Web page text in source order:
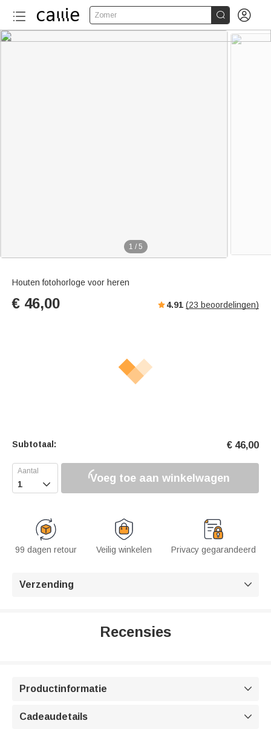
Zomer  
1 / 5
Houten fotohorloge voor heren
€ 46,00 4.91 (23 beoordelingen)
Subtotaal: € 46,00
 Voeg toe aan winkelwagen
99 dagen retour Veilig winkelen Privacy gegarandeerd
Verzending 
Recensies
Productinformatie 
Cadeaudetails 